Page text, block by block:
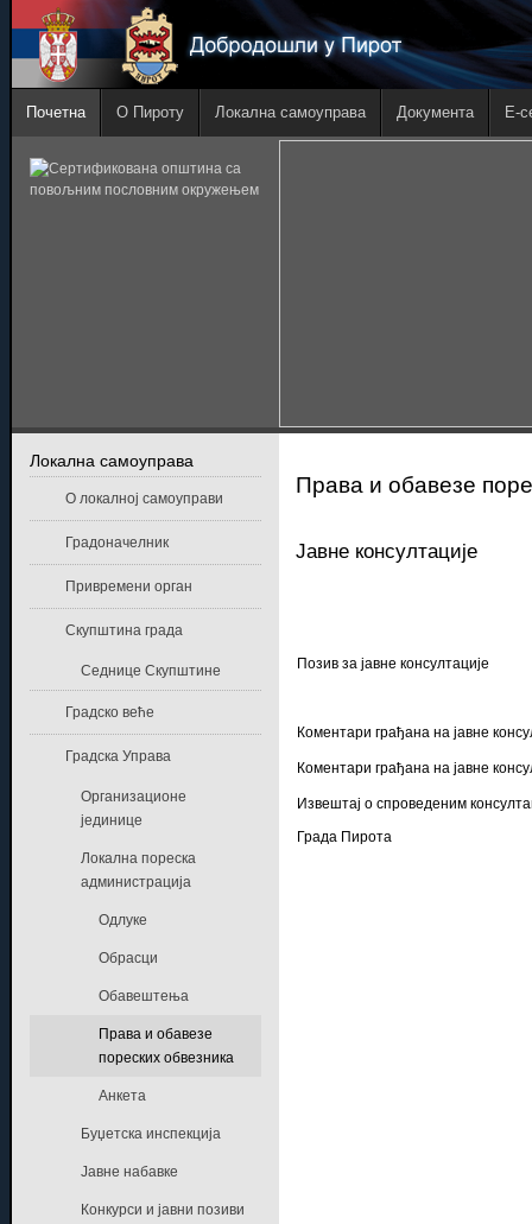
Почетна О Пироту Локална самоуправа Документа E-
Права и обавезе
Jавне консултације
Позив за јавне консултације
Коментари грађана на јавне
Коментари грађана на јавне
Извештај о спроведеним
Града Пирота
Локална самоуправа
О локалној самоуправи
Градоначелник
Привремени орган
Скупштина града
Седнице Скупштине
Градско веће
Градска Управа
Организационе
јединице
Локална пореска
администрација
Одлуке
Обрасци
Обавештења
Права и обавезе
пореских обвезника
Анкета
Буџетска инспекција
Јавне набавке
Конкурси и јавни позиви